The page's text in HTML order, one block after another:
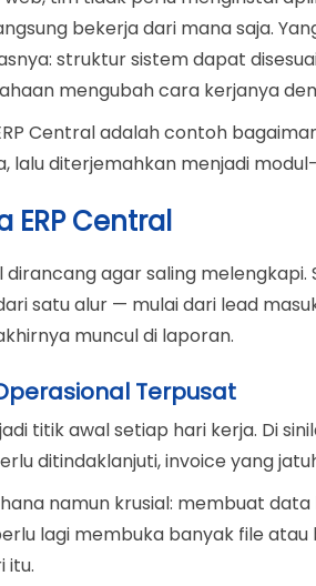
bekerja dari mana saja.
struktur sistem dapat
mengubah cara kerjanya
Central adalah contoh
lalu diterjemahkan menjadi
ERP Central
dirancang agar saling
satu alur — mulai dari lead
muncul di laporan.
Terpusat
titik awal setiap hari kerja. Di
ditindaklanjuti, invoice yang
namun krusial: membuat
lagi membuka banyak file
itu.